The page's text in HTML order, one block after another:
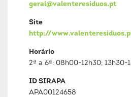
geral@valenteresiduos.pt
Site
http://
Horário
2ª a 6ª: 08h00-12h30; 13h30-
ID SIRAPA
APA00124658